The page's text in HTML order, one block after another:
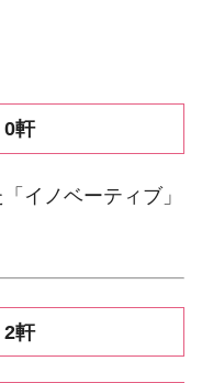
0軒
イノベーティブ」
2軒